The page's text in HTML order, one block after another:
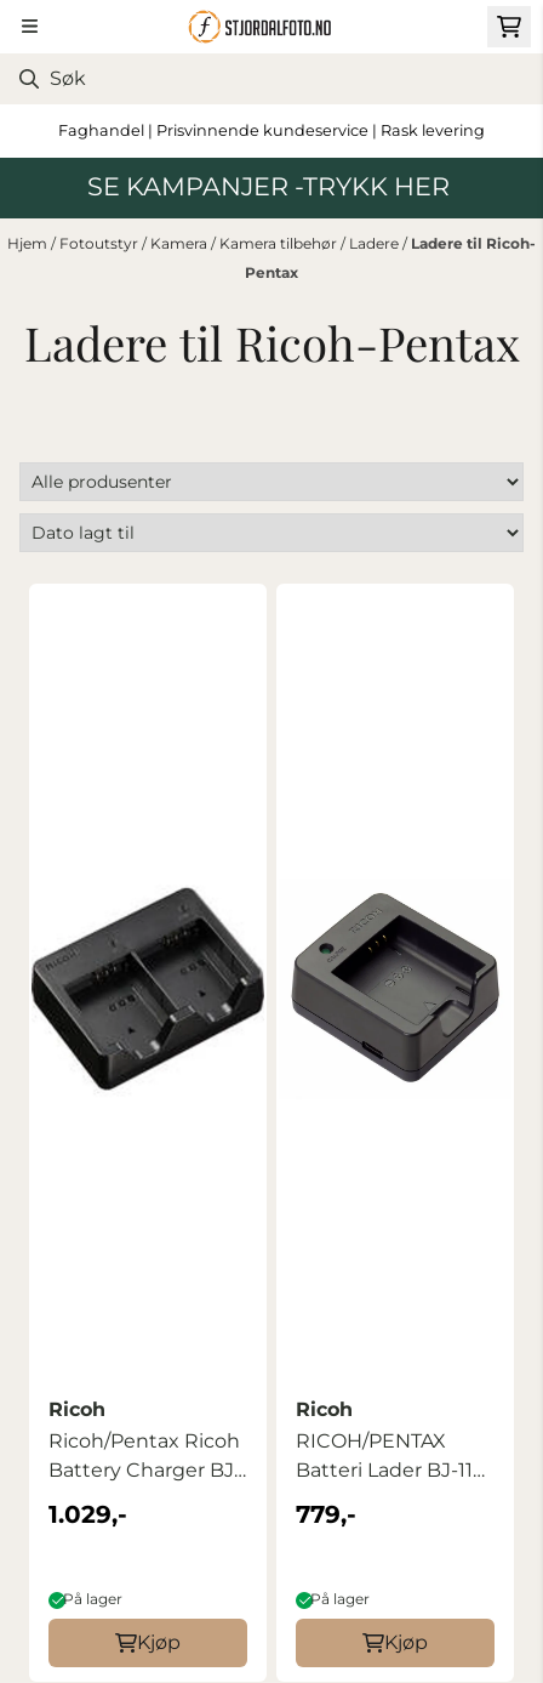
Hopp til innhold
Faghandel | Prisvinnende kundeservice | Rask levering
SE KAMPANJER -TRYKK HER
Hjem / Fotoutstyr / Kamera / Kamera tilbehør / Ladere / Ladere til Ricoh-
Pentax
Ladere til Ricoh-Pentax
Ricoh
Ricoh/Pentax Ricoh
Battery Charger BJ-
1.029,-
På lager
Kjøp
Ricoh
RICOH/PENTAX
Batteri Lader BJ-11
Til Ricoh GR III
779,-
På lager
Kjøp